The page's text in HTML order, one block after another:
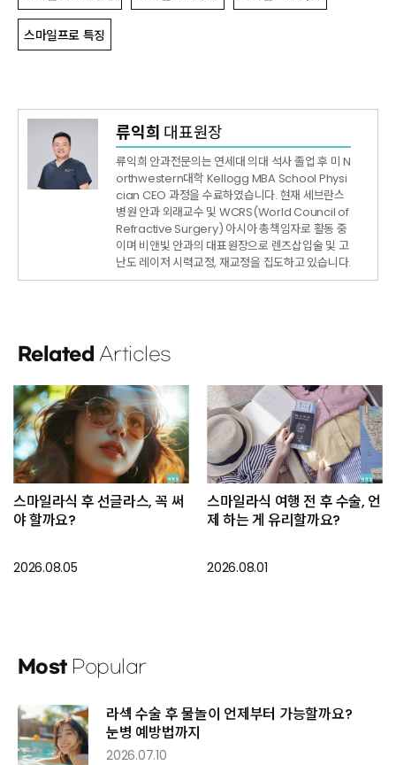
스마일프로 특징
류익희 대표원장
류익희 안과전문의는 연세대 의대 석사 졸업 후 미 N
orthwestern대학 Kellogg MBA School Physi
cian CEO 과정을 수료하였습니다. 현재 세브란스
병원 안과 외래교수 및 WCRS(World Council of
Refractive Surgery) 아시아 총책임자로 활동 중
이며 비앤빛 안과의 대표원장으로 렌즈삽입술 및 고
난도 레이저 시력교정, 재교정을 집도하고 있습니다.
Related Articles
스마일라식 후 선글라스, 꼭 써
야 할까요?
2026.08.05
스마일라식 여행 전 후 수술, 언
제 하는 게 유리할까요?
2026.08.01
Most Popular
라섹 수술 후 물놀이 언제부터 가능할까요?
눈병 예방법까지
2026.07.10